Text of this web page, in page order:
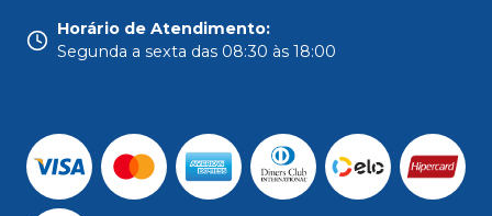
Horário de Atendimento:
Segunda a sexta das 08:30 às 18:00